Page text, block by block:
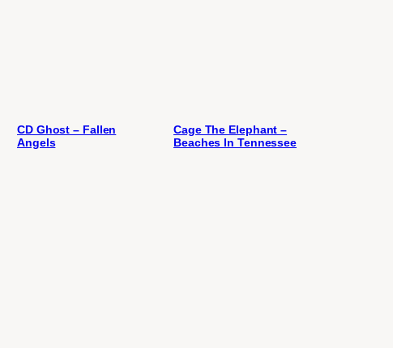
CD Ghost – Fallen
Angels
Cage The Elephant –
Beaches In Tennessee